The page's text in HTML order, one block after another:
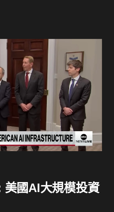
美國AI大規模投資